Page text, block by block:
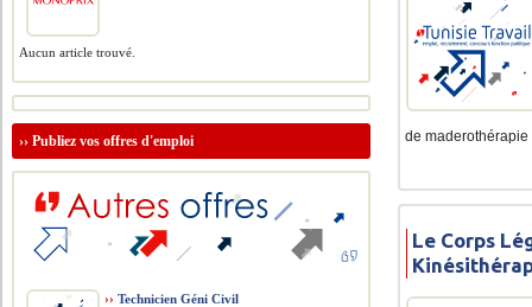
de maderothérapie
Le Corps
Aucun article trouvé.
››Publiez vos offres d'emploi
›› Technicien Géni Civil